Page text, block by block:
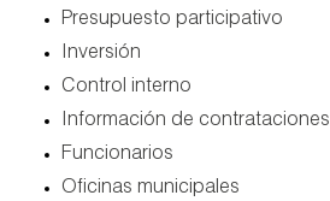
presupuesto participativo
inversión
control interno
información de contrataciones
funcionarios
oficinas municipales